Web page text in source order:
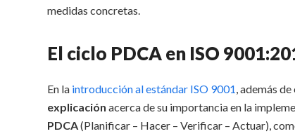
medidas concretas.
El ciclo PDCA en ISO
En la introducción al estándar ISO 9001, además
explicación acerca de su importancia en la
PDCA(Planificar – Hacer – Verificar – Actuar),